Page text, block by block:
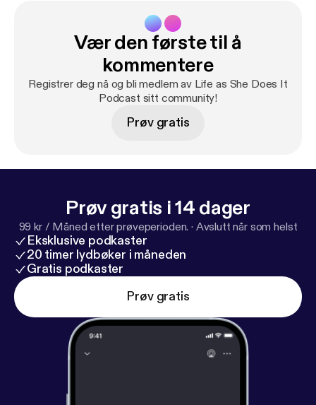
Vær den første til å
kommentere
Registrer deg nå og bli medlem av Life as She Does It
Podcast sitt community!
Prøv gratis
Prøv gratis i 14 dager
99 kr / Måned etter prøveperioden. · Avslutt når som helst
Eksklusive podkaster
20 timer lydbøker i måneden
Gratis podkaster
Prøv gratis